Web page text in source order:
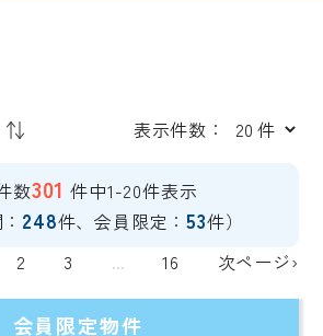
表示件数：
数301 件中1-20件表示
248件、会員限定：53件）
2 3 ... 16 次ページ›
会員限定物件